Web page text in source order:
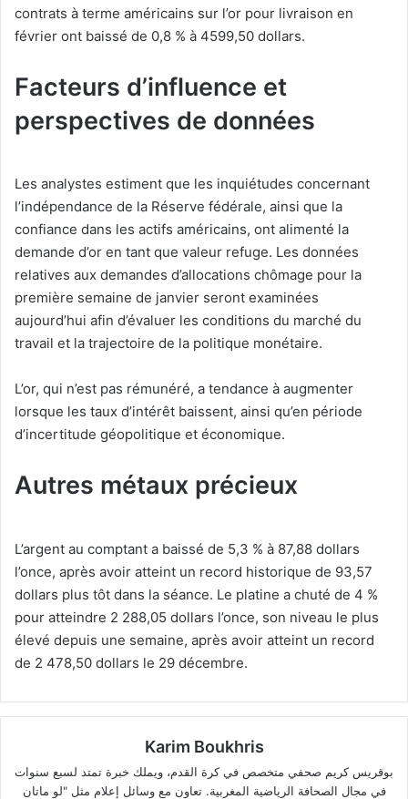
contrats à terme américains sur l’or pour livraison en
février ont baissé de 0,8 % à 4599,50 dollars.
Facteurs d’influence et
perspectives de données
Les analystes estiment que les inquiétudes concernant
l’indépendance de la Réserve fédérale, ainsi que la
confiance dans les actifs américains, ont alimenté la
demande d’or en tant que valeur refuge. Les données
relatives aux demandes d’allocations chômage pour la
première semaine de janvier seront examinées
aujourd’hui afin d’évaluer les conditions du marché du
travail et la trajectoire de la politique monétaire.
L’or, qui n’est pas rémunéré, a tendance à augmenter
lorsque les taux d’intérêt baissent, ainsi qu’en période
d’incertitude géopolitique et économique.
Autres métaux précieux
L’argent au comptant a baissé de 5,3 % à 87,88 dollars
l’once, après avoir atteint un record historique de 93,57
dollars plus tôt dans la séance. Le platine a chuté de 4 %
pour atteindre 2 288,05 dollars l’once, son niveau le plus
élevé depuis une semaine, après avoir atteint un record
de 2 478,50 dollars le 29 décembre.
Karim Boukhris
بوقريس كريم صحفي متخصص في كرة القدم، ويملك خبرة تمتد لسبع سنوات
في مجال الصحافة الرياضية المغربية. تعاون مع وسائل إعلام مثل "لو ماتان